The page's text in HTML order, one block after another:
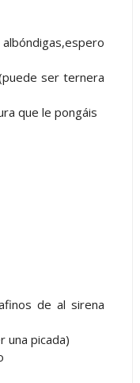
ser ternera
que le pongáis
de al sirena
una picada)